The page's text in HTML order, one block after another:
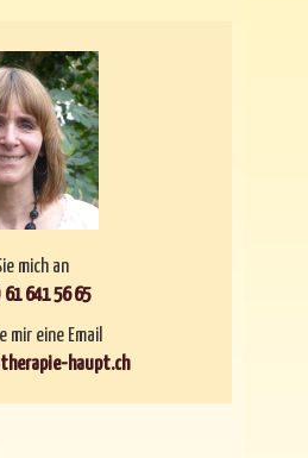
mich an
641 56 65
mir eine Email
haupt.ch